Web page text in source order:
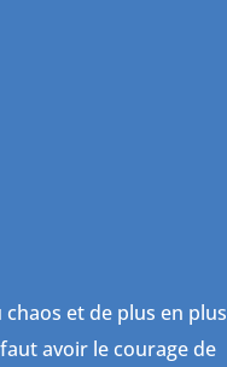
et de plus en plus
avoir le courage de